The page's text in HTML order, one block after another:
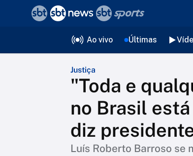
Ao vivo Últimas
Justiça
"Toda e
no Brasil
diz
Luís Roberto Barroso se
voltar
Editorias